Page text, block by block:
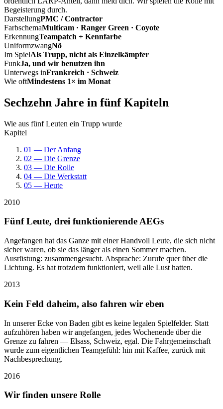
Begeisterung durch.
DarstellungPMC / Contractor
FarbschemaMulticam · Ranger Green · Coyote
ErkennungTeampatch + Kennfarbe
UniformzwangNö
Im SpielAls Trupp, nicht als Einzelkämpfer
FunkJa, und wir benutzen ihn
Unterwegs inFrankreich · Schweiz
Wie oftMindestens 1× im Monat
Sechzehn Jahre in fünf Kapiteln
Wie aus fünf Leuten ein Trupp wurde
Kapitel
01 — Der Anfang
02 — Die Grenze
03 — Die Rolle
04 — Die Werkstatt
05 — Heute
2010
Fünf Leute, drei funktionierende AEGs
Angefangen hat das Ganze mit einer Handvoll Leute, die sich nicht
sicher waren, ob sie das länger als einen Sommer machen.
Ausrüstung: zusammengesucht. Absprache: Zurufe quer über die
Lichtung. Es hat trotzdem funktioniert, weil alle Lust hatten.
2013
Kein Feld daheim, also fahren wir eben
In unserer Ecke von Baden gibt es keine legalen Spielfelder. Statt
aufzuhören haben wir angefangen, jedes Wochenende über die
Grenze zu fahren — Elsass, Schweiz, egal. Die Fahrgemeinschaft
wurde zum eigentlichen Teamgefühl: hin mit Kaffee, zurück mit
Nachbesprechung.
2016
Wir finden unsere Rolle